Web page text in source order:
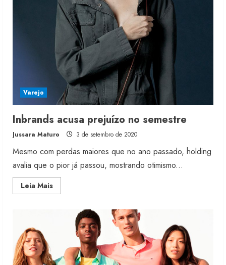
Varejo
Inbrands acusa prejuízo no semestre
Jussara Maturo 3 de setembro de 2020
Mesmo com perdas maiores que no ano passado, holding
avalia que o pior já passou, mostrando otimismo...
Leia MaisRead
more
prejuízo
semestre